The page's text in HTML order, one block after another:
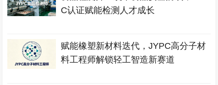
C认证赋能检测人才成长
赋能橡塑新材料迭代，JYPC高分子材
料工程师解锁轻工智造新赛道